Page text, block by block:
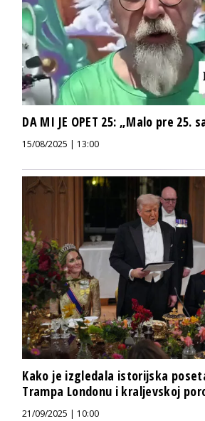
DA MI JE OPET 25: „Malo pre 25.
15/08/2025 | 13:00
Kako je izgledala istorijska
Trampa Londonu i kraljevskoj
21/09/2025 | 10:00